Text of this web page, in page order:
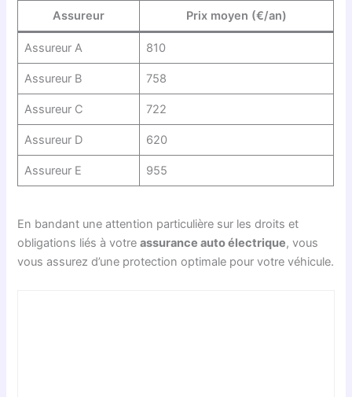
Assureur Prix moyen (€/an)
Assureur A 810
Assureur B 758
Assureur C 722
Assureur D 620
Assureur E 955
En bandant une attention particulière sur les droits et
obligations liés à votreassurance auto électrique, vous
vous assurez d’une protection optimale pour votre véhicule.